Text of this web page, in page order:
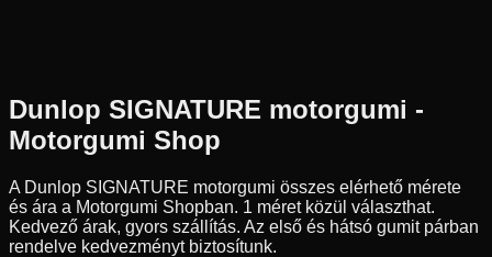
Dunlop SIGNATURE motorgumi -
Motorgumi Shop
A Dunlop SIGNATURE motorgumi összes elérhető mérete
és ára a Motorgumi Shopban. 1 méret közül választhat.
Kedvező árak, gyors szállítás. Az első és hátsó gumit párban
rendelve kedvezményt biztosítunk.